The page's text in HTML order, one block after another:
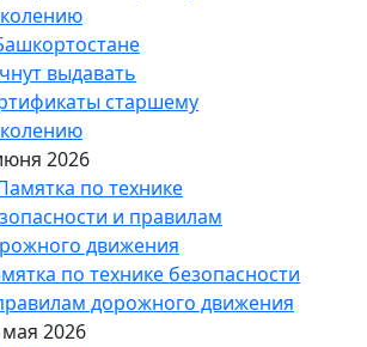
выдавать
старшему
2026
по технике безопасности
дорожного движения
2026